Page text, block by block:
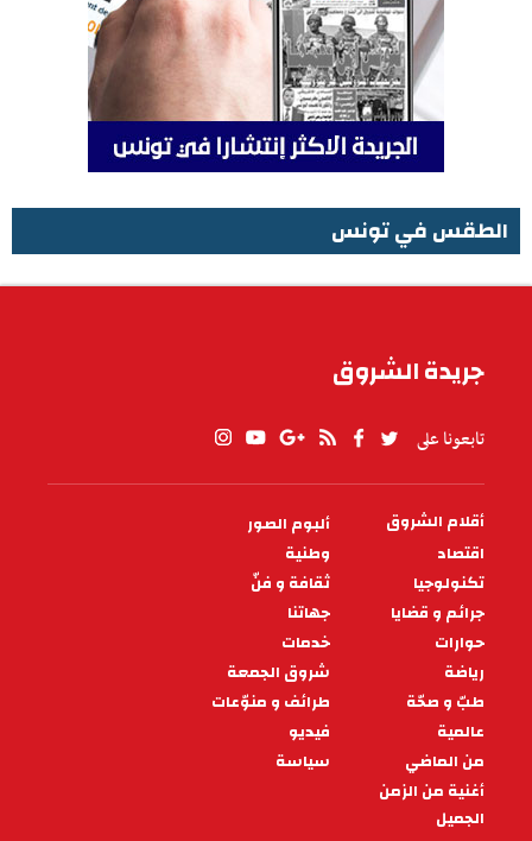
الطقس في تونس
جريدة الشروق
تابعونا على
PIED
DE
PAGE
أقلام الشروق
ألبوم الصور
اقتصاد
وطنية
تكنولوجيا
ثقافة و فنّ
جرائم و قضايا
جهاتنا
حوارات
خدمات
رياضة
شروق الجمعة
طبّ و صحّة
طرائف و منوّعات
عالمية
فيديو
من الماضي
سياسة
أغنية من الزمن
الجميل